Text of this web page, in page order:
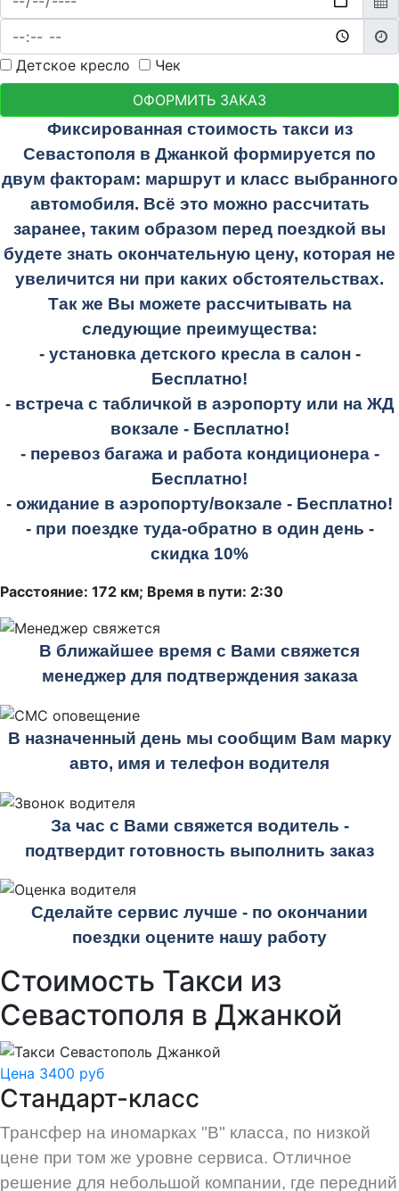
Детское кресло
Чек
ОФОРМИТЬ ЗАКАЗ
Фиксированная стоимость такси из
Севастополя в Джанкой формируется по
двум факторам: маршрут и класс выбранного
автомобиля. Всё это можно рассчитать
заранее, таким образом перед поездкой вы
будете знать окончательную цену, которая не
увеличится ни при каких обстоятельствах.
Так же Вы можете рассчитывать на
следующие преимущества:
- установка детского кресла в салон -
Бесплатно!
- встреча с табличкой в аэропорту или на ЖД
вокзале - Бесплатно!
- перевоз багажа и работа кондиционера -
Бесплатно!
- ожидание в аэропорту/вокзале - Бесплатно!
- при поездке туда-обратно в один день -
скидка 10%
Расстояние: 172 км; Время в пути: 2:30
В ближайшее время с Вами свяжется
менеджер для подтверждения заказа
В назначенный день мы сообщим Вам марку
авто, имя и телефон водителя
За час с Вами свяжется водитель -
подтвердит готовность выполнить заказ
Сделайте сервис лучше - по окончании
поездки оцените нашу работу
Стоимость Такси из
Севастополя в Джанкой
Цена 3400 руб
Стандарт-класс
Трансфер на иномарках "В" класса, по низкой
цене при том же уровне сервиса. Отличное
решение для небольшой компании, где передний